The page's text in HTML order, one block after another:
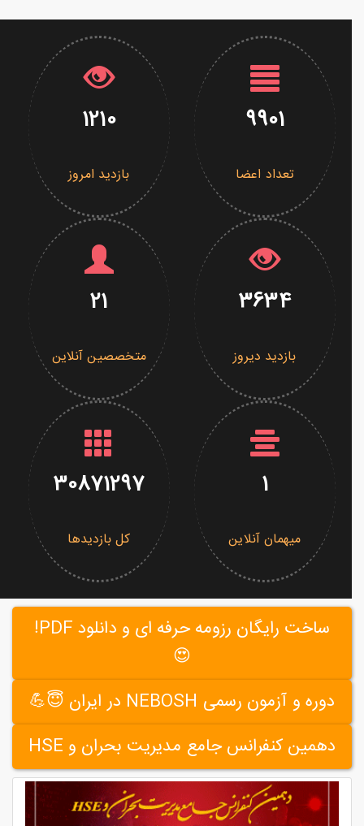
9901
تعداد اعضا
1210
بازدید امروز
3634
بازدید دیروز
21
متخصصین آنلاین
میهمان آنلاین
30871297
کل بازدیدها
ساخت رایگان رزومه حرفه ای و دانلود PDF!
😍
دوره و آزمون رسمی NEBOSH در ایران 😇💪
دهمین کنفرانس جامع مدیریت بحران و HSE